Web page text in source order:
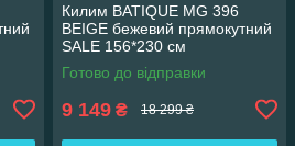
Килим BATIQUE MG 396
BEIGE бежевий прямокутний
SALE 156*230 см
Готово до відправки
9 149 ₴ 18 299 ₴